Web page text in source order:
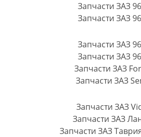
Запчасти ЗАЗ
Запчасти ЗАЗ
Запчасти ЗАЗ
Запчасти ЗАЗ
Запчасти ЗАЗ
Запчасти ЗАЗ
Запчасти ЗАЗ
Запчасти ЗАЗ
Запчасти ЗАЗ